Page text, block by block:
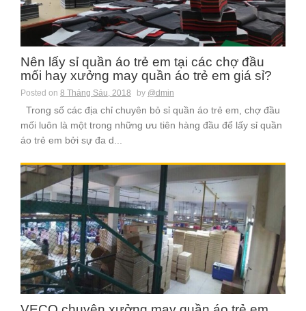
Nên lấy sỉ quần áo trẻ em tại các chợ đầu
mối hay xưởng may quần áo trẻ em giá sỉ?
Posted on 8 Tháng Sáu, 2018 by @dmin
Trong số các địa chỉ chuyên bỏ sỉ quần áo trẻ em, chợ đầu
mối luôn là một trong những ưu tiên hàng đầu để lấy sỉ quần
áo trẻ em bởi sự đa d...